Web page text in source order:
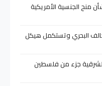
منح الجنسية الأمريكية
البحري وتستكمل هيكل
جزء من فلسطين